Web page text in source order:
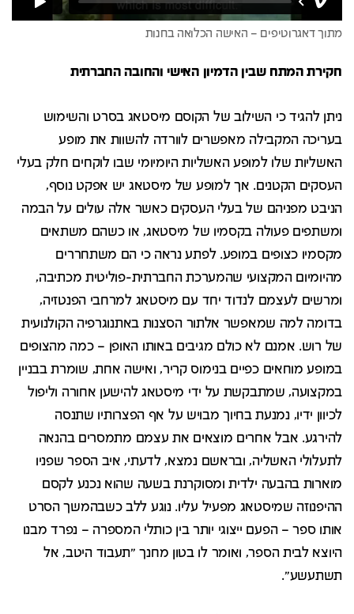
מתוך דאגרוטיפים – האישה הכלואה בחנות
חקירת המתח שבין הדמיון האישי והחובה החברתית
ניתן להגיד כי השילוב של הקוסם מיסטאג בסרט והשימוש
בעריכה המקבילה מאפשרים לוורדה להשוות את מופע
האשליות שלו למופע האשליות היומיומי שבו לוקחים חלק בעלי
העסקים הקטנים. אך למופע של מיסטאג יש אפקט נוסף,
הניבט מפניהם של בעלי העסקים כאשר אלה עולים על הבמה
ומשתפים פעולה בקסמיו של מיסטאג, או כשהם משתאים
מקסמיו כצופים במופע. לפתע נראה כי הם משתחררים
מהיומיום המקצועי שהמערכת החברתית-פוליטית מכתיבה,
ומרשים לעצמם לנדוד יחד עם מיסטאג למרחבי הפנטזיה,
בדומה למה שמאפשר אלתור הסצנות באתנוגרפיה הקולנועית
של רוש. אמנם לא כולם מגיבים באותו האופן – כמה מהצופים
במופע מוחאים כפיים בנימוס קריר, ואישה אחת, שומרת בבניין
במקצועה, שמתבקשת על ידי מיסטאג להישען אחורה וליפול
לכיוון ידיו, נמנעת בחיוך מבויש על אף הפצרותיו שתנסה
להירגע. אבל אחרים מוצאים את עצמם מתמסרים בהנאה
לתעלולי האשליה, ובראשם נמצא, לדעתי, איב הספר שפניו
מוארות בהבעה ילדית ומסוקרנת בשעה שהוא נכנע לקסם
ההיפנוזה שמיסטאג מפעיל עליו. נוגע ללב כשבהמשך הסרט
אותו ספר – הפעם ייצוגי יותר בין כותלי המספרה – נפרד מבנו
היוצא לבית הספר, ואומר לו בטון מחנך "תעבוד היטב, אל
תשתעשע".